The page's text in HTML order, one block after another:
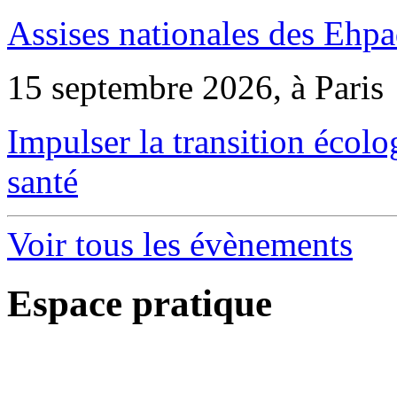
Assises nationales des
15 septembre 2026, à Paris
Impulser la transition
santé
Voir tous les évènements
Espace pratique